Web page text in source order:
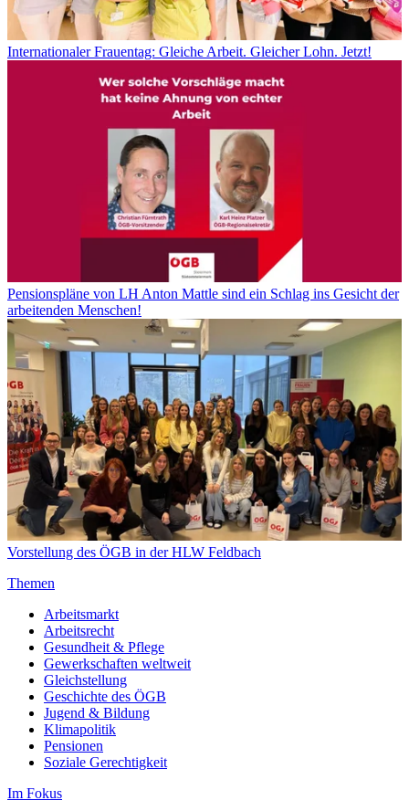
Internationaler Frauentag: Gleiche Arbeit. Gleicher Lohn. Jetzt!
Pensionspläne von LH Anton Mattle sind ein Schlag ins Gesicht der
arbeitenden Menschen!
Vorstellung des ÖGB in der HLW Feldbach
Themen
Arbeitsmarkt
Arbeitsrecht
Gesundheit & Pflege
Gewerkschaften weltweit
Gleichstellung
Geschichte des ÖGB
Jugend & Bildung
Klimapolitik
Pensionen
Soziale Gerechtigkeit
Im Fokus